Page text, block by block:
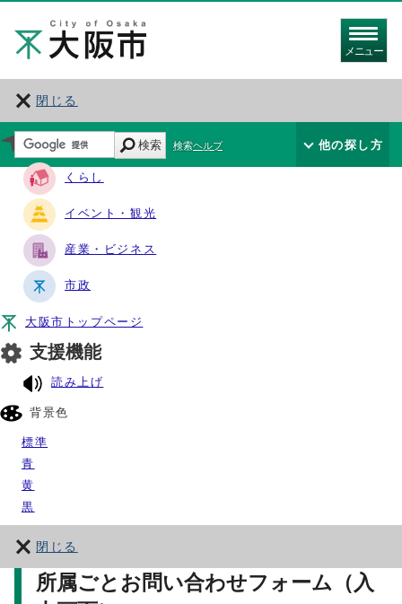
メニュー
閉じる
サイト・ナビ
くらし
イベント・観光
産業・ビジネス
市政
大阪市トップページ
支援機能
読み上げ
背景色
標準
青
黄
黒
閉じる
検索 検索ヘルプ 他の探し方
所属ごとお問い合わせフォーム（入